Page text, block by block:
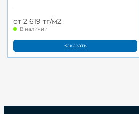
от 2 619 тг/м2
В наличии
Заказать